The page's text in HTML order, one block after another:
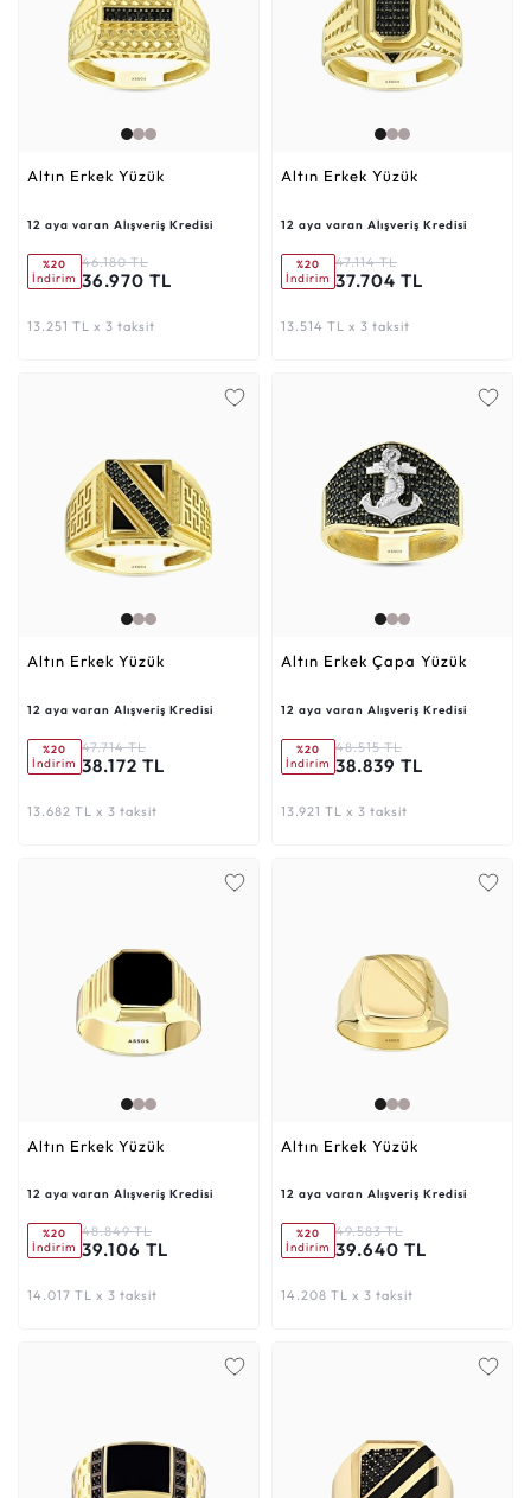
Altın Erkek Yüzük
12 aya varan Alışveriş Kredisi
%20
İndirim
46.180 TL
36.970 TL
13.251 TL x 3 taksit
Altın Erkek Yüzük
12 aya varan Alışveriş Kredisi
%20
İndirim
47.114 TL
37.704 TL
13.514 TL x 3 taksit
Altın Erkek Yüzük
12 aya varan Alışveriş Kredisi
%20
İndirim
47.714 TL
38.172 TL
13.682 TL x 3 taksit
Altın Erkek Çapa Yüzük
12 aya varan Alışveriş Kredisi
%20
İndirim
48.515 TL
38.839 TL
13.921 TL x 3 taksit
Altın Erkek Yüzük
12 aya varan Alışveriş Kredisi
%20
İndirim
48.849 TL
39.106 TL
14.017 TL x 3 taksit
Altın Erkek Yüzük
12 aya varan Alışveriş Kredisi
%20
İndirim
49.583 TL
39.640 TL
14.208 TL x 3 taksit